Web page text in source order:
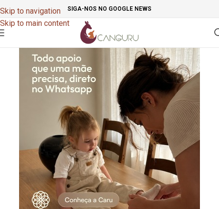
Skip to navigation
Skip to main content
SIGA-NOS NO GOOGLE NEWS